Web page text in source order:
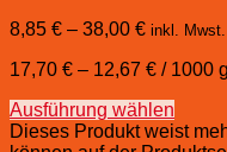
8,85 € – 38,00 € inkl. Mwst.
17,70 € – 12,67 € / 1000 g
Ausführung wählen
Dieses Produkt weist